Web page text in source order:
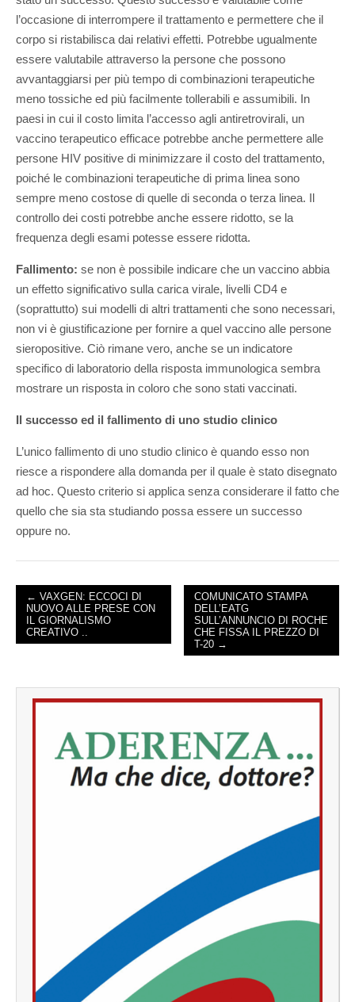
l’occasione di interrompere il trattamento e permettere che il
corpo si ristabilisca dai relativi effetti. Potrebbe ugualmente
essere valutabile attraverso la persone che possono
avvantaggiarsi per più tempo di combinazioni terapeutiche
meno tossiche ed più facilmente tollerabili e assumibili. In
paesi in cui il costo limita l’accesso agli antiretrovirali, un
vaccino terapeutico efficace potrebbe anche permettere alle
persone HIV positive di minimizzare il costo del trattamento,
poiché le combinazioni terapeutiche di prima linea sono
sempre meno costose di quelle di seconda o terza linea. Il
controllo dei costi potrebbe anche essere ridotto, se la
frequenza degli esami potesse essere ridotta.
Fallimento: se non è possibile indicare che un vaccino abbia
un effetto significativo sulla carica virale, livelli CD4 e
(soprattutto) sui modelli di altri trattamenti che sono necessari,
non vi è giustificazione per fornire a quel vaccino alle persone
sieropositive. Ciò rimane vero, anche se un indicatore
specifico di laboratorio della risposta immunologica sembra
mostrare un risposta in coloro che sono stati vaccinati.
Il successo ed il fallimento di uno studio clinico
L’unico fallimento di uno studio clinico è quando esso non
riesce a rispondere alla domanda per il quale è stato disegnato
ad hoc. Questo criterio si applica senza considerare il fatto che
quello che sia sta studiando possa essere un successo
oppure no.
POST NAVIGATION
← VAXGEN: ECCOCI DI
NUOVO ALLE PRESE CON
IL GIORNALISMO
CREATIVO ..
COMUNICATO STAMPA
DELL’EATG
SULL’ANNUNCIO DI ROCHE
CHE FISSA IL PREZZO DI
T-20 →